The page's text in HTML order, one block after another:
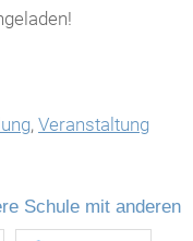
, Veranstaltung
Schule mit anderen